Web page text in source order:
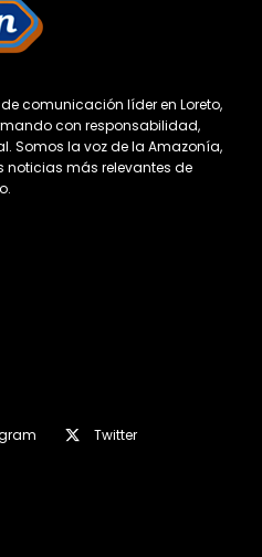
comunicación líder en Loreto,
con responsabilidad,
Somos la voz de la Amazonía,
noticias más relevantes de
Twitter